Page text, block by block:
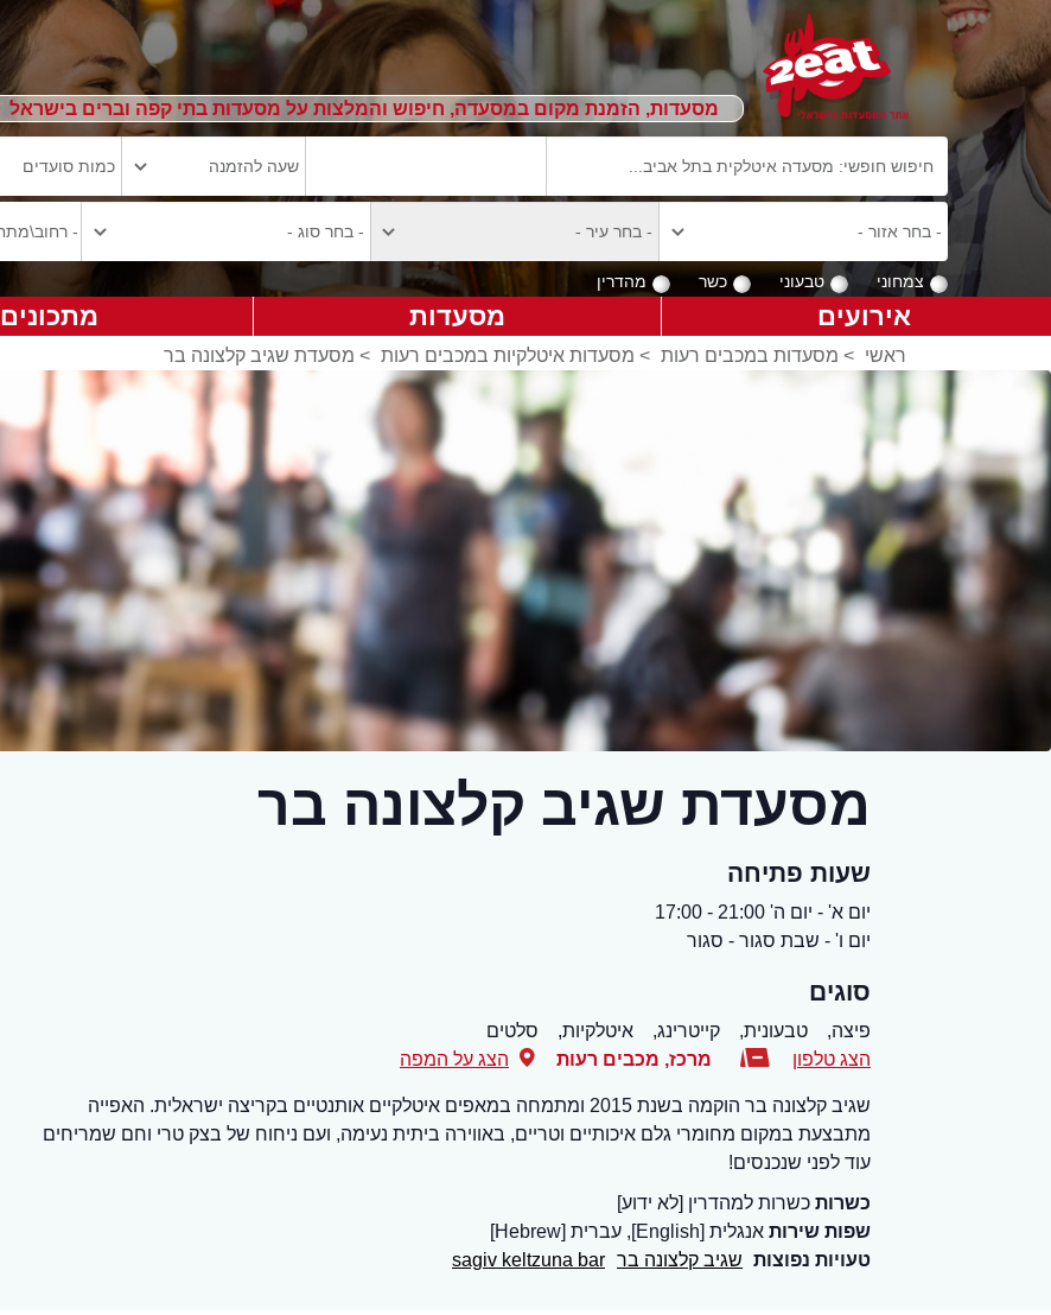
מסעדות, הזמנת מקום במסעדה, חיפוש והמלצות על מסעדות בתי קפה וברים בישראל
צמחוני טבעוני כשר מהדרין
אירועים מסעדות מתכונים
ראשי > מסעדות במכבים רעות > מסעדות איטלקיות במכבים רעות > מסעדת שגיב קלצונה בר
מסעדת שגיב קלצונה בר
שעות פתיחה
יום א' - יום ה' 21:00 - 17:00
יום ו' - שבת סגור - סגור
סוגים
פיצה, טבעונית, קייטרינג, איטלקיות,
סלטים
הצג טלפון
מרכז, מכבים רעות הצג על המפה
שגיב קלצונה בר הוקמה בשנת 2015 ומתמחה במאפים איטלקיים אותנטיים בקריצה ישראלית. האפייה
מתבצעת במקום מחומרי גלם איכותיים וטריים, באווירה ביתית נעימה, ועם ניחוח של בצק טרי וחם שמריחים
עוד לפני שנכנסים!
כשרות כשרות למהדרין [לא ידוע]
שפות שירות אנגלית [English], עברית [Hebrew]
טעויות נפוצות שגיב קלצונה בר sagiv keltzuna bar